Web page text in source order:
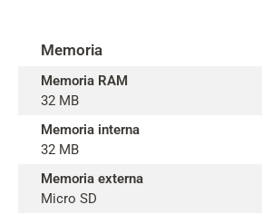
Memoria
Memoria RAM
32 MB
Memoria interna
32 MB
Memoria externa
Micro SD